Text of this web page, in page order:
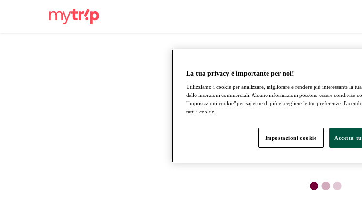
●●●
La tua privacy è importante per noi!
Utilizziamo i cookie per analizzare, migliorare e rendere più interessante la
delle inserzioni commerciali. Alcune informazioni possono essere condivise
"Impostazioni cookie" per saperne di più e scegliere le tue preferenze.
tutti i cookie.
Impostazioni cookie Accetta